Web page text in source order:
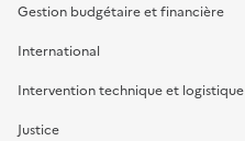
Gestion budgétaire et financière
International
Intervention technique et logistique
Justice